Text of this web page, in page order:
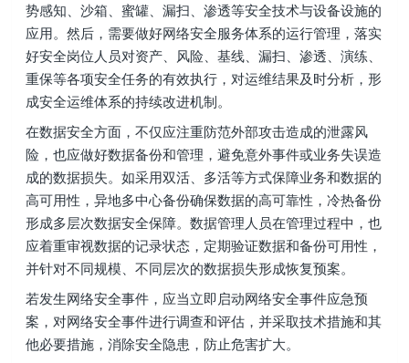
势感知、沙箱、蜜罐、漏扫、渗透等安全技术与设备设施的
应用。然后，需要做好网络安全服务体系的运行管理，落实
好安全岗位人员对资产、风险、基线、漏扫、渗透、演练、
重保等各项安全任务的有效执行，对运维结果及时分析，形
成安全运维体系的持续改进机制。
在数据安全方面，不仅应注重防范外部攻击造成的泄露风
险，也应做好数据备份和管理，避免意外事件或业务失误造
成的数据损失。如采用双活、多活等方式保障业务和数据的
高可用性，异地多中心备份确保数据的高可靠性，冷热备份
形成多层次数据安全保障。数据管理人员在管理过程中，也
应着重审视数据的记录状态，定期验证数据和备份可用性，
并针对不同规模、不同层次的数据损失形成恢复预案。
若发生网络安全事件，应当立即启动网络安全事件应急预
案，对网络安全事件进行调查和评估，并采取技术措施和其
他必要措施，消除安全隐患，防止危害扩大。